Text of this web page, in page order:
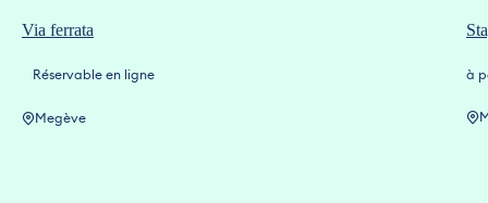
Via ferrata
Réservable en ligne
Megève
à